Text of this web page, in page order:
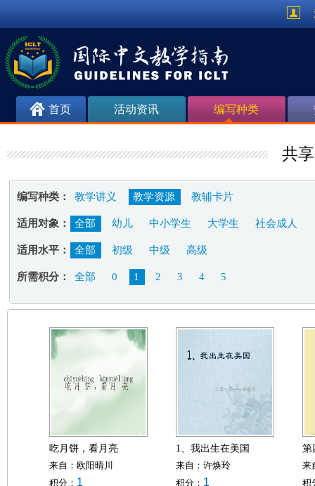
首页 活动资讯 编写种类
共
编写种类： 教学讲义 教学资源 教辅卡片
适用对象： 全部 幼儿 中小学生 大学生 社会成人
适用水平： 全部 初级 中级 高级
所需积分： 全部 0 1 2 3 4 5
吃月饼，看月亮
来自： 欧阳晴川
积分： 1
1、我出生在美国
来自： 许焕玲
积分： 1
第
来
积